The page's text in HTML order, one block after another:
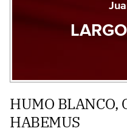
HUMO BLANCO,
HABEMUS